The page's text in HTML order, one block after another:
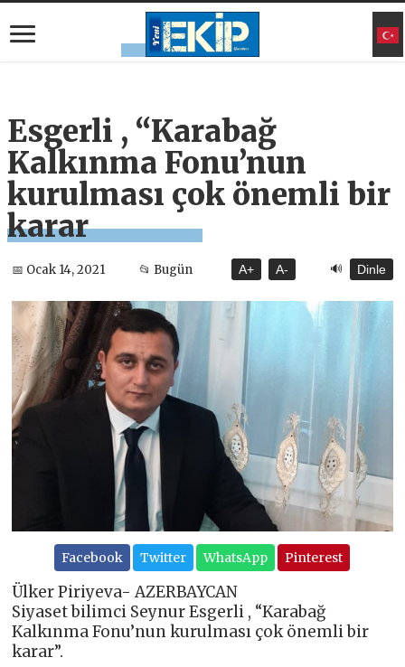
Esgerli , “Karabağ
Kalkınma Fonu’nun
kurulması çok önemli bir
karar
📅 Ocak 14, 2021 📂 Bugün A+ A- 🔊 Dinle
Facebook Twitter WhatsApp Pinterest
Ülker Piriyeva- AZERBAYCAN
Siyaset bilimci Seynur Esgerli , “Karabağ
Kalkınma Fonu’nun kurulması çok önemli bir
karar”.